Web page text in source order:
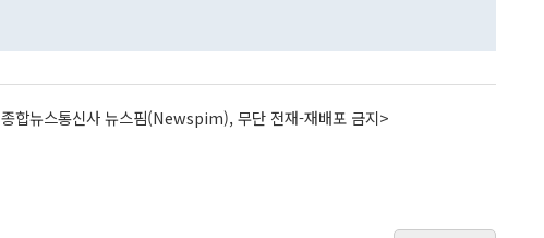
합뉴스통신사 뉴스핌(Newspim), 무단 전재-재배포 금지>